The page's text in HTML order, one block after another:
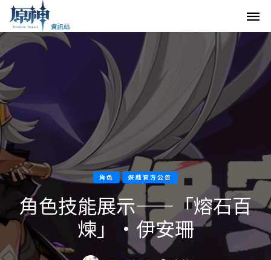
角色 遊戲官方公告
角色技能展示——「熔石百
煉」·伊安珊